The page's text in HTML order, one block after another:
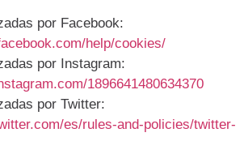
por Facebook:
help/cookies/
por Instagram:
1896641480634370
por Twitter:
es/rules-and-policies/twitter-